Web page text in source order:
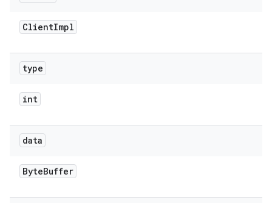
ClientImpl
type
int
data
ByteBuffer